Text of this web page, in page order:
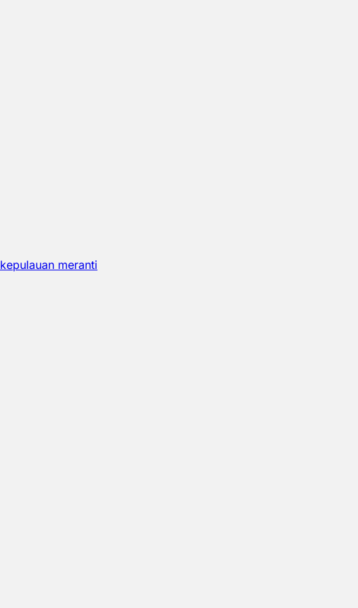
kepulauan meranti